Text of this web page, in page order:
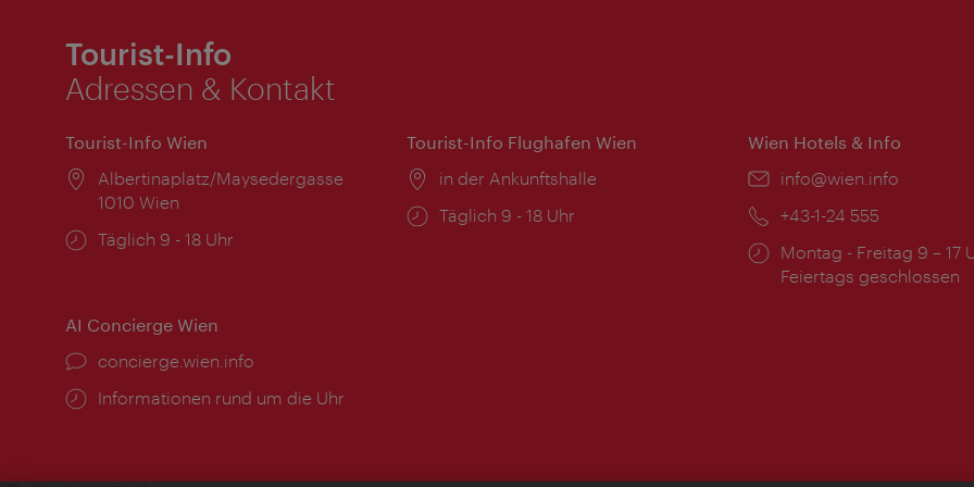
Tourist-Info
Adressen & Kontakt
Tourist-Info Wien
Ort:
Albertinaplatz/Maysedergasse
1010 Wien
Öffnungszeiten:
Täglich 9 - 18 Uhr
Tourist-Info Flughafen Wien
Ort:
in der Ankunftshalle
Öffnungszeiten:
Täglich 9 - 18 Uhr
Wien Hotels & Info
Email:
info@wien.info
Telefon:
+43-1-24 555
Öffnungszeiten:
Montag - Freitag 9 – 17
Feiertags geschlossen
AI Concierge Wien
Ort:
concierge.wien.info
Öffnungszeiten:
Informationen rund um die Uhr